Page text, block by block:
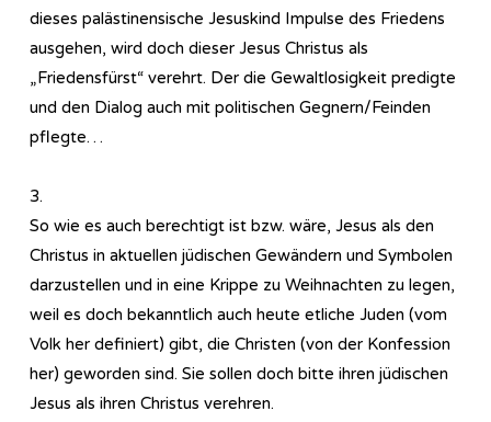
dieses palästinensische Jesuskind Impulse des Friedens
ausgehen, wird doch dieser Jesus Christus als
„Friedensfürst“ verehrt. Der die Gewaltlosigkeit predigte
und den Dialog auch mit politischen Gegnern/Feinden
pflegte…
3.
So wie es auch berechtigt ist bzw. wäre, Jesus als den
Christus in aktuellen jüdischen Gewändern und Symbolen
darzustellen und in eine Krippe zu Weihnachten zu legen,
weil es doch bekanntlich auch heute etliche Juden (vom
Volk her definiert) gibt, die Christen (von der Konfession
her) geworden sind. Sie sollen doch bitte ihren jüdischen
Jesus als ihren Christus verehren.